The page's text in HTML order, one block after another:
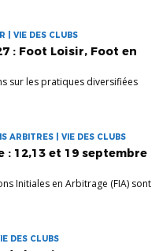
| VIE DES CLUBS
: Foot Loisir, Foot en
sur les pratiques diversifiées
ARBITRES | VIE DES CLUBS
12,13 et 19 septembre
Initiales en Arbitrage (FIA) sont
DES CLUBS